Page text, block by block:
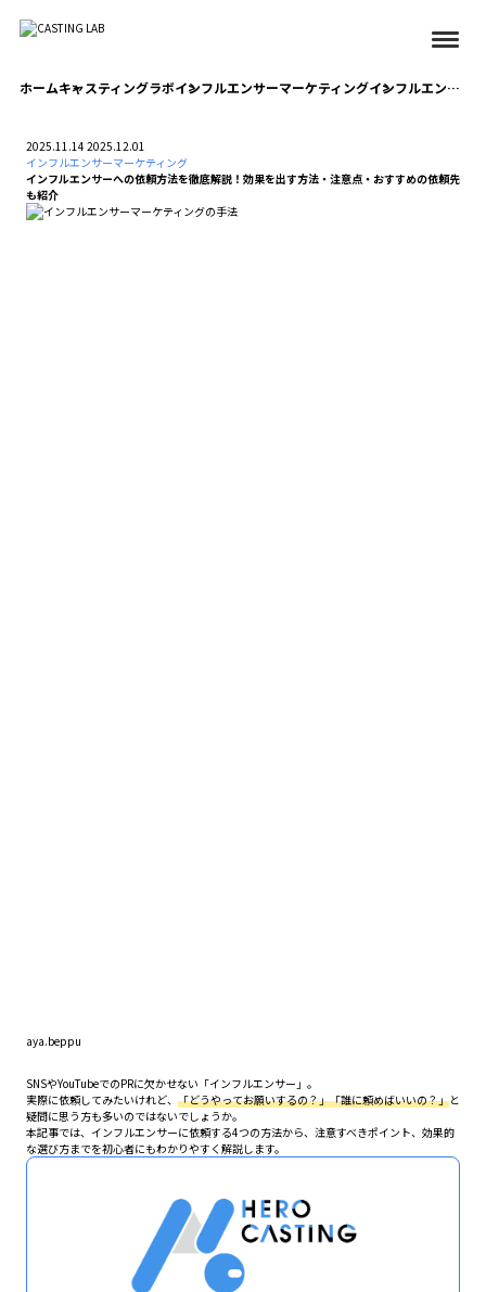
ホームキャスティングラボインフルエンサーマーケティング インフルエンサーへの依頼方法を徹底解説！効果を出す方法・注意点・おすすめの依頼先も紹介
2025.11.14 2025.12.01
インフルエンサーマーケティング
インフルエンサーへの依頼方法を徹底解説！効果を出す方法・注意点・おすすめの依頼先
も紹介
aya.beppu
SNSやYouTubeでのPRに欠かせない「インフルエンサー」。
実際に依頼してみたいけれど、 「どうやってお願いするの？」「誰に頼めばいいの？」と
疑問に思う方も多いのではないでしょうか。
本記事では、インフルエンサーに依頼する4つの方法から、注意すべきポイント、効果的
な選び方までを初心者にもわかりやすく解説します。